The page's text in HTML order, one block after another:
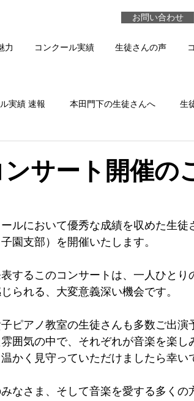
お問い合わせ
力 コンクール実績 生徒さんの声
実績 速報 本田門下の生徒さんへ 生
サート開催の
ルにおいて優秀な成績を収めた生徒
園支部）を開催いたします。
するこのコンサートは、一人ひとり
られる、大変意義深い機会です。
ピアノ教室の生徒さんも多数ご出演
囲気の中で、それぞれが音楽を楽し
かく見守っていただけましたら幸い
なさま、そして音楽を愛する多くの